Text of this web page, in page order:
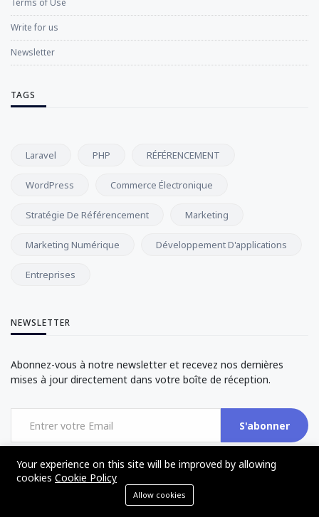
Terms of Use
Write for us
Newsletter
TAGS
Laravel PHP RÉFÉRENCEMENT
WordPress Commerce Électronique
Stratégie De Référencement Marketing
Marketing Numérique Développement D'applications
Entreprises
NEWSLETTER
Abonnez-vous à notre newsletter et recevez nos dernières
mises à jour directement dans votre boîte de réception.
S'abonner
©2017 - 2024 - The Web Tier - All rights reserved
Your experience on this site will be improved by allowing
cookies Cookie Policy
Allow cookies